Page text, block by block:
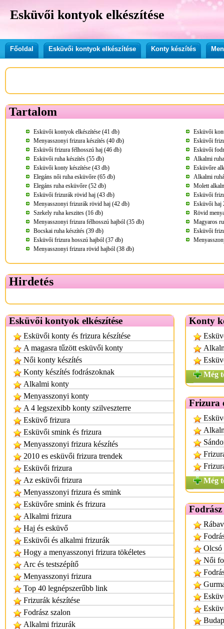
Esküvői kontyok elkészítése
Főoldal Esküvői kontyok elkészítése Konty készítés
Tartalom
Esküvői kontyok elkészítése (41 db)
Esküvői
Menyasszonyi frizura készítés (40 db)
Esküvői
Esküvői frizura félhosszú haj (46 db)
Esküvői
Esküvői ruha készítés (55 db)
Alkalmi
Esküvői konty készítése (43 db)
Esküvőre
Elegáns női ruha esküvőre (65 db)
Alkalmi
Elegáns ruha esküvőre (52 db)
Molett
Esküvői frizurák rövid haj (43 db)
Esküvői
Menyasszonyi frizurák rövid haj (42 db)
Esküvői haj
Szekely ruha keszites (16 db)
Rövid
Menyasszonyi frizura félhosszú hajból (35 db)
Magyaros
Bocskai ruha készítés (39 db)
Esküvői
Esküvői frizura hosszú hajból (37 db)
Menyasszonyi frizura rövid hajból (38 db)
Hirdetés
Esküvői kontyok elkészítése
Esküvői konty és frizura készítése
A magasra tűzött esküvői konty
Női konty készítés
Konty készítés fodrászoknak
Alkalmi konty
Menyasszonyi konty
A 4 legszexibb konty szilveszterre
Esküvő frizura
Esküvői smink és frizura
Menyasszonyi frizura készítés
2010 es esküvői frizura trendek
Esküvői frizura
Az esküvői frizura
Menyasszonyi frizura és smink
Esküvőre smink és frizura
Alkalmi frizura
Haj és esküvő
Esküvői és alkalmi frizurák
Hogy a menyasszonyi frizura tökéletes
Arc és testszépítő
Menyasszonyi frizura
Top 40 legnépszerűbb link
Frizurák készítése
Fodrász szalon
Alkalmi frizurák
Konty
Még
Frizura
Még
Olcsó
Női